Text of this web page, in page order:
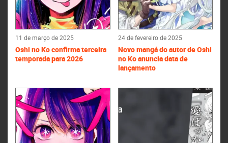
11 de março de 2025
Oshi no Ko confirma terceira
temporada para 2026
24 de fevereiro de 2025
Novo mangá do autor de Oshi
no Ko anuncia data de
lançamento